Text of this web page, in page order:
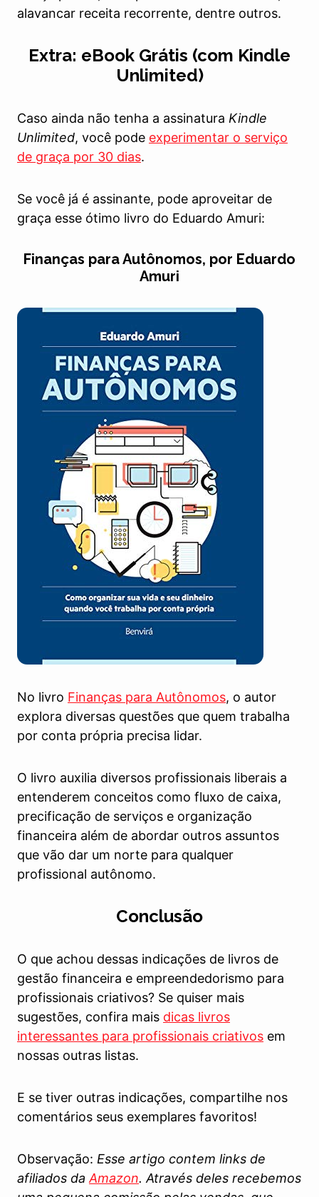
alavancar receita recorrente, dentre outros.
Extra: eBook Grátis (com Kindle
Unlimited)
Caso ainda não tenha a assinatura Kindle
Unlimited, você pode experimentar o serviço
de graça por 30 dias.
Se você já é assinante, pode aproveitar de
graça esse ótimo livro do Eduardo Amuri:
Finanças para Autônomos, por Eduardo
Amuri
No livro Finanças para Autônomos, o autor
explora diversas questões que quem trabalha
por conta própria precisa lidar.
O livro auxilia diversos profissionais liberais a
entenderem conceitos como fluxo de caixa,
precificação de serviços e organização
financeira além de abordar outros assuntos
que vão dar um norte para qualquer
profissional autônomo.
Conclusão
O que achou dessas indicações de livros de
gestão financeira e empreendedorismo para
profissionais criativos? Se quiser mais
sugestões, confira mais dicas livros
interessantes para profissionais criativos em
nossas outras listas.
E se tiver outras indicações, compartilhe nos
comentários seus exemplares favoritos!
Observação: Esse artigo contem links de
afiliados da Amazon. Através deles recebemos